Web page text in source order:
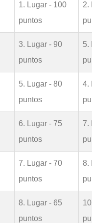
1. Lugar - 100
puntos
2.
3. Lugar - 90
puntos
5.
5. Lugar - 80
puntos
4.
6. Lugar - 75
puntos
7.
7. Lugar - 70
puntos
8.
8. Lugar - 65
puntos